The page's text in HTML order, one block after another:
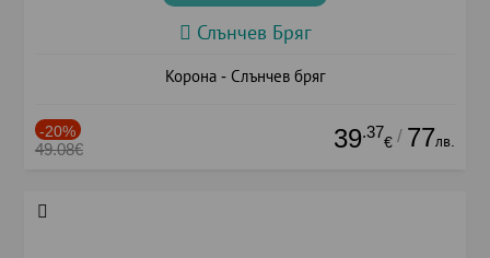
Слънчев Бряг
Корона - Слънчев бряг
-20%
49.08€ 39.37
€ / 77лв.